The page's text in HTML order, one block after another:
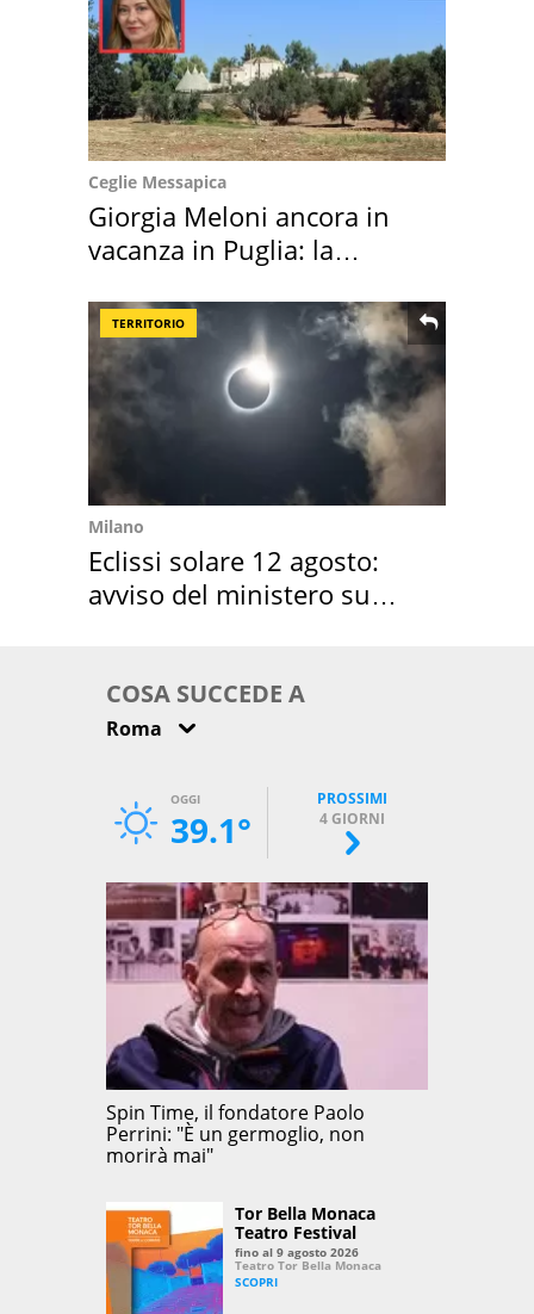
Ceglie Messapica
Giorgia Meloni ancora in
vacanza in Puglia: la
TERRITORIO
Milano
Eclissi solare 12 agosto:
avviso del ministero su